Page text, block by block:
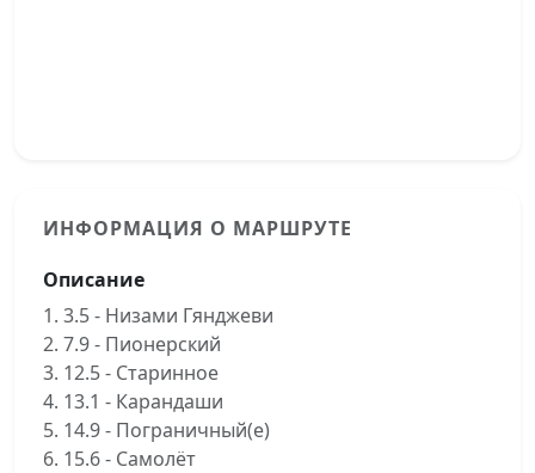
ИНФОРМАЦИЯ О МАРШРУТЕ
Описание
1. 3.5 - Низами Гянджеви
2. 7.9 - Пионерский
3. 12.5 - Старинное
4. 13.1 - Карандаши
5. 14.9 - Пограничный(е)
6. 15.6 - Самолёт